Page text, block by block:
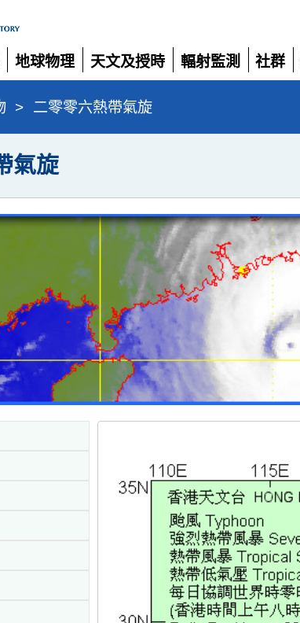
地球物理
展
開
天文及授時
展
開
輻射監測
展
社群
展
> 二零零六熱帶氣旋
氣旋